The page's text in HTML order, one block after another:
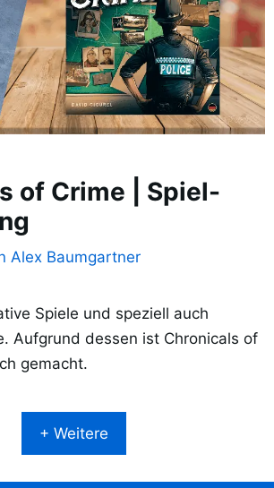
of Crime | Spiel-
Alex Baumgartner
Spiele und speziell auch
Aufgrund dessen ist Chronicals of
gemacht.
+ Weitere